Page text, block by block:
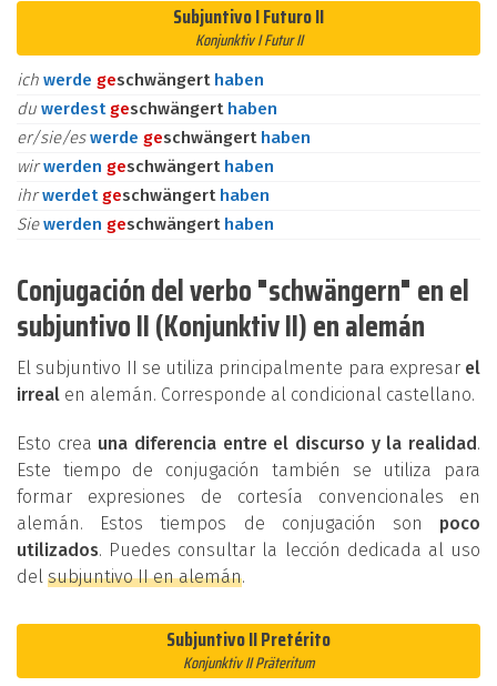
Subjuntivo I Futuro II
Konjunktiv I Futur II
ich werde geschwängert haben
du werdest geschwängert haben
er/sie/eswerde geschwängert haben
wirwerden geschwängert haben
ihrwerdet geschwängert haben
Siewerden geschwängert haben
Conjugación del verbo "schwängern" en el
subjuntivo II (Konjunktiv II) en alemán
El subjuntivo II se utiliza principalmente para expresar el
irreal en alemán. Corresponde al condicional castellano.
Esto crea una diferencia entre el discurso y la realidad.
Este tiempo de conjugación también se utiliza para
formar expresiones de cortesía convencionales en
alemán. Estos tiempos de conjugación son poco
utilizados. Puedes consultar la lección dedicada al uso
del subjuntivo II en alemán.
Subjuntivo II Pretérito
Konjunktiv II Präteritum